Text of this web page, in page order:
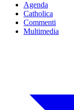
Agenda
Catholica
Commenti
Multimedia